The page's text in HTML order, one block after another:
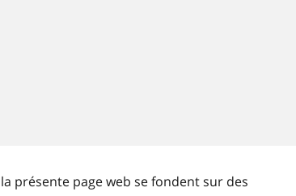
présente page web se fondent sur des